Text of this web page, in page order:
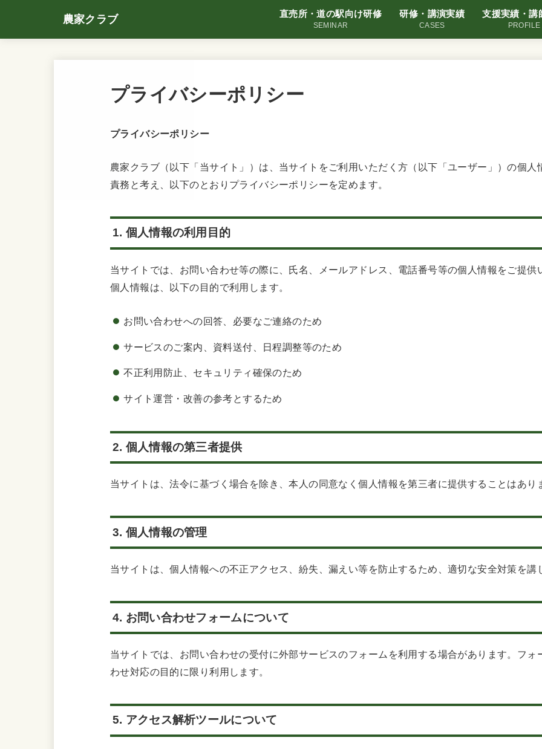
農家クラブ 直売所・道の駅向け研修
SEMINAR
研修・講演実績
CASES
支援実績・講
PROFILE
プライバシーポリシー
プライバシーポリシー
農家クラブ（以下「当サイト」）は、当サイトをご利用いただく方（以下「ユーザー」）の個
責務と考え、以下のとおりプライバシーポリシーを定めます。
1. 個人情報の利用目的
当サイトでは、お問い合わせ等の際に、氏名、メールアドレス、電話番号等の個人情報をご提
個人情報は、以下の目的で利用します。
お問い合わせへの回答、必要なご連絡のため
サービスのご案内、資料送付、日程調整等のため
不正利用防止、セキュリティ確保のため
サイト運営・改善の参考とするため
2. 個人情報の第三者提供
当サイトは、法令に基づく場合を除き、本人の同意なく個人情報を第三者に提供することはあり
3. 個人情報の管理
当サイトは、個人情報への不正アクセス、紛失、漏えい等を防止するため、適切な安全対策を
4. お問い合わせフォームについて
当サイトでは、お問い合わせの受付に外部サービスのフォームを利用する場合があります。フ
わせ対応の目的に限り利用します。
5. アクセス解析ツールについて